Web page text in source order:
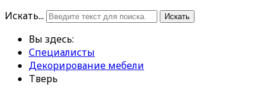
Искать...
Искать
Вы здесь:
Специалисты
Декорирование мебели
Тверь